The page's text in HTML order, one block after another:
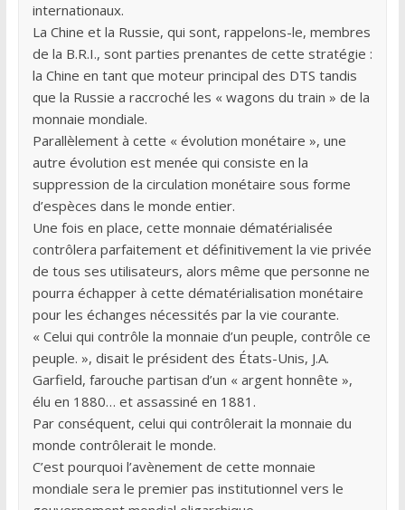
internationaux.
La Chine et la Russie, qui sont, rappelons-le, membres
de la B.R.I., sont parties prenantes de cette stratégie :
la Chine en tant que moteur principal des DTS tandis
que la Russie a raccroché les « wagons du train » de la
monnaie mondiale.
Parallèlement à cette « évolution monétaire », une
autre évolution est menée qui consiste en la
suppression de la circulation monétaire sous forme
d’espèces dans le monde entier.
Une fois en place, cette monnaie dématérialisée
contrôlera parfaitement et définitivement la vie privée
de tous ses utilisateurs, alors même que personne ne
pourra échapper à cette dématérialisation monétaire
pour les échanges nécessités par la vie courante.
« Celui qui contrôle la monnaie d’un peuple, contrôle ce
peuple. », disait le président des États-Unis, J.A.
Garfield, farouche partisan d’un « argent honnête »,
élu en 1880… et assassiné en 1881.
Par conséquent, celui qui contrôlerait la monnaie du
monde contrôlerait le monde.
C’est pourquoi l’avènement de cette monnaie
mondiale sera le premier pas institutionnel vers le